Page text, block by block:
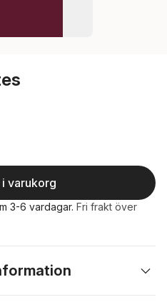
i varukorg
3-6 vardagar. Fri frakt över